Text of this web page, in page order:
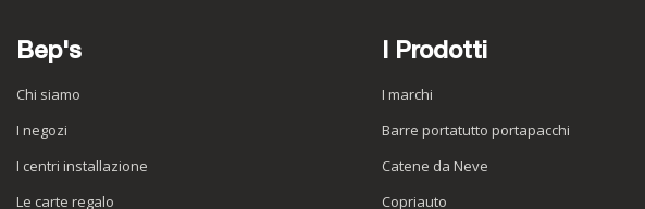
Bep's
Chi siamo
I negozi
I centri installazione
Le carte regalo
I Prodotti
I marchi
Barre portatutto portapacchi
Catene da Neve
Copriauto